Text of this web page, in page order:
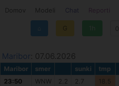
Domov Modeli Chat Reporti
G 1h
Maribor: 07.06.2026
Maribor smer sunki tmp
23:50
WNW 2.2 2.7 18.5